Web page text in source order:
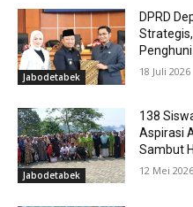
Jabodetabek
DPRD
18 Juli 2026
Jabodetabek
138
Aspirasi
Sambut
12 Mei 2026